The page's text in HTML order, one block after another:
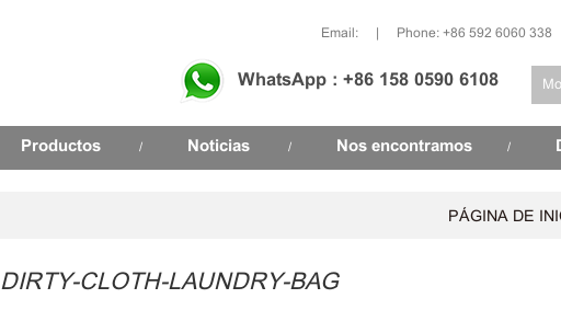
Email: | Phone: +86 592 6060 338
WhatsApp : +86 158 0590 6108
Productos / Noticias / Nos encontramos /
PÁGINA DE
DIRTY-CLOTH-LAUNDRY-BAG